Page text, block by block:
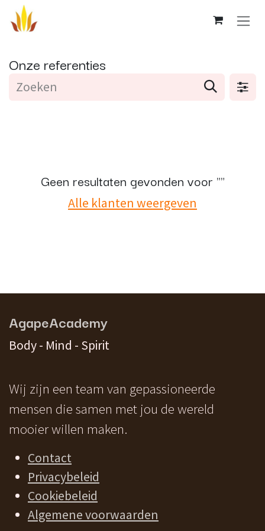
Overslaan naar inhoud
Onze referenties
Geen resultaten gevonden voor ""
Alle klanten weergeven
AgapeAcademy
Body - Mind - Spirit
Wij zijn een team van gepassioneerde
mensen die samen met jou de wereld
mooier willen maken.
Contact
Privacybeleid
Cookiebeleid
Algemene voorwaarden